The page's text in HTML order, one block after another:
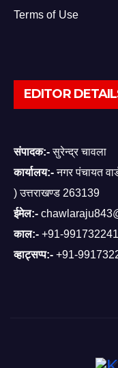
Terms of Use
EDITOR
संपादक:-सुरेन्द्र चावला
कार्यालय:-नगर पंचायत
) उत्तराखण्ड 263139
ईमेल:-
काल:- +91-
व्हाट्सप्प:- +91-